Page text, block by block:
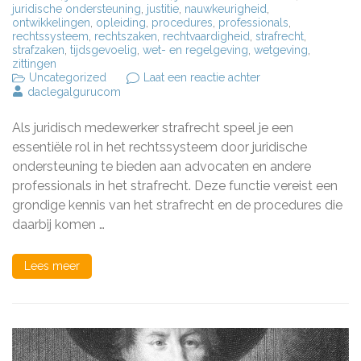
juridische ondersteuning justitie nauwkeurigheid
ontwikkelingen opleiding procedures professionals
rechtssysteem rechtszaken rechtvaardigheid strafrecht
strafzaken tijdsgevoelig wet- en regelgeving wetgeving
zittingen
Uncategorized
Laat een reactie achterop
een
Juridisch
Medewerker
in
het
Strafrecht:
Taken
daclegalgurucom
Als juridisch medewerker strafrecht speel je een
essentiële rol in het rechtssysteem door juridische
ondersteuning te bieden aan advocaten en andere
professionals in het strafrecht. Deze functie vereist een
grondige kennis van het strafrecht en de procedures die
daarbij komen …
Lees meer